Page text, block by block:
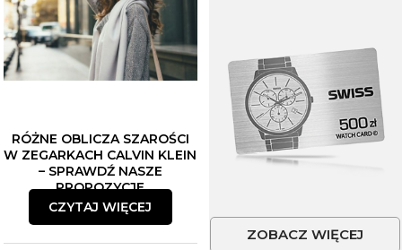
RÓŻNE OBLICZA SZAROŚCI
W ZEGARKACH CALVIN KLEIN
– SPRAWDŹ NASZE
PROPOZYCJE
CZYTAJ WIĘCEJ
ZOBACZ WIĘCEJ